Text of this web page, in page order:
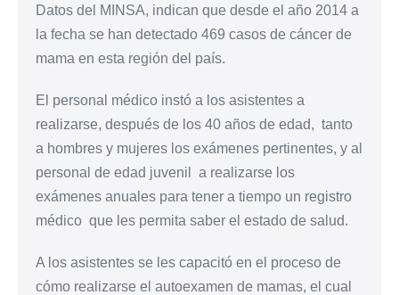
Datos del MINSA, indican que desde el año 2014 a
la fecha se han detectado 469 casos de cáncer de
mama en esta región del país.
El personal médico instó a los asistentes a
realizarse, después de los 40 años de edad, tanto
a hombres y mujeres los exámenes pertinentes, y al
personal de edad juvenil a realizarse los
exámenes anuales para tener a tiempo un registro
médico que les permita saber el estado de salud.
A los asistentes se les capacitó en el proceso de
cómo realizarse el autoexamen de mamas, el cual